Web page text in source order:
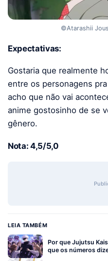
©Atarashii
Expectativas:
Gostaria que realmente
entre os personagens
acho que não vai
anime gostosinho de se
gênero.
Nota: 4,5/5,0
LEIA TAMBÉM
Por que Jujutsu
que os números